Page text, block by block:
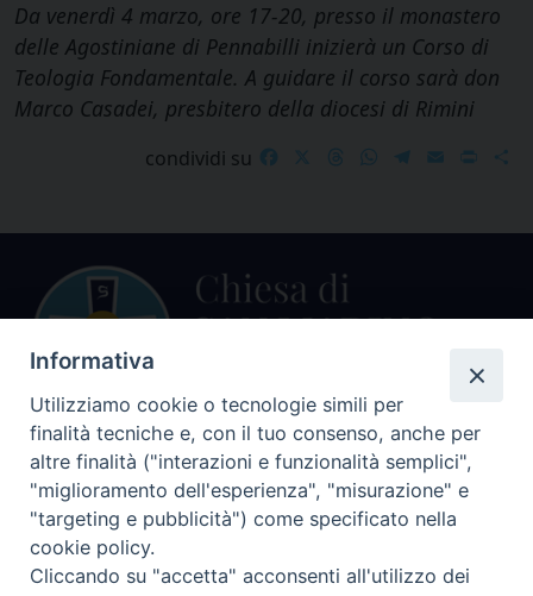
Da venerdì 4 marzo, ore 17-20, presso il monastero
delle Agostiniane di Pennabilli inizierà un Corso di
Teologia Fondamentale. A guidare il corso sarà don
Marco Casadei, presbitero della diocesi di Rimini
condividi su FacebookThreadsWhatsApp
Telegram
EmailPrint
Centralino Curia Vescovile
0541 913711
Indirizzo
47864 PENNABILLI (RN)
Informativa
Utilizziamo cookie o tecnologie simili per
finalità tecniche e, con il tuo consenso, anche per
altre finalità ("interazioni e funzionalità semplici",
"miglioramento dell'esperienza", "misurazione" e
"targeting e pubblicità") come specificato nella
cookie policy.
Cliccando su "accetta" acconsenti all'utilizzo dei